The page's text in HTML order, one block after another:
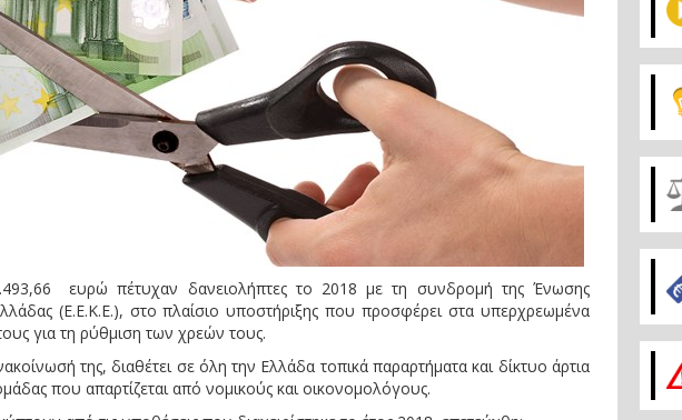
ευρώ πέτυχαν δανειολήπτες το 2018 με τη συνδρομή της Ένωσης
(Ε.Ε.Κ.Ε.), στο πλαίσιο υποστήριξης που προσφέρει στα υπερχρεωμένα
για τη ρύθμιση των χρεών τους.
της, διαθέτει σε όλη την Ελλάδα τοπικά παραρτήματα και δίκτυο άρτια
που απαρτίζεται από νομικούς και οικονομολόγους.